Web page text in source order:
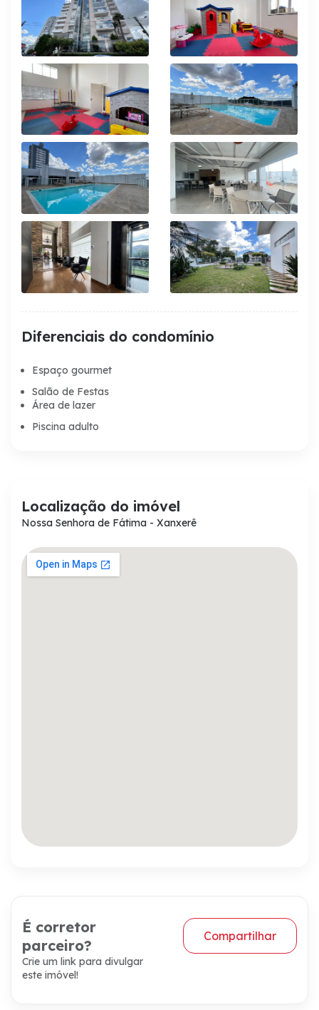
Diferenciais do condomínio
Espaço gourmet
Salão de Festas
Área de lazer
Piscina adulto
Localização do imóvel
Nossa Senhora de Fátima - Xanxerê
É corretor
parceiro?
Crie um link para divulgar
este imóvel!
Compartilhar